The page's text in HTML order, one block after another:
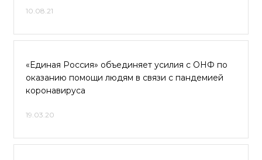
10.08.21
«Единая Россия» объединяет усилия с ОНФ по
оказанию помощи людям в связи с пандемией
коронавируса
19.03.20